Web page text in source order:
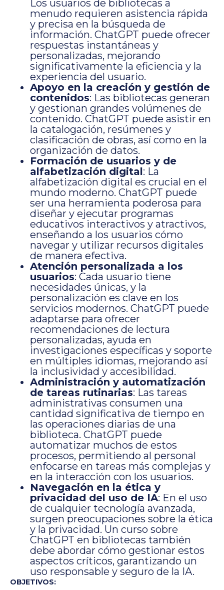
Los usuarios de bibliotecas a
menudo requieren asistencia rápida
y precisa en la búsqueda de
información. ChatGPT puede ofrecer
respuestas instantáneas y
personalizadas, mejorando
significativamente la eficiencia y la
experiencia del usuario.
Apoyo en la creación y gestión de
contenidos: Las bibliotecas generan
y gestionan grandes volúmenes de
contenido. ChatGPT puede asistir en
la catalogación, resúmenes y
clasificación de obras, así como en la
organización de datos.
Formación de usuarios y de
alfabetización digital: La
alfabetización digital es crucial en el
mundo moderno. ChatGPT puede
ser una herramienta poderosa para
diseñar y ejecutar programas
educativos interactivos y atractivos,
enseñando a los usuarios cómo
navegar y utilizar recursos digitales
de manera efectiva.
Atención personalizada a los
usuarios: Cada usuario tiene
necesidades únicas, y la
personalización es clave en los
servicios modernos. ChatGPT puede
adaptarse para ofrecer
recomendaciones de lectura
personalizadas, ayuda en
investigaciones específicas y soporte
en múltiples idiomas, mejorando así
la inclusividad y accesibilidad.
Administración y automatización
de tareas rutinarias: Las tareas
administrativas consumen una
cantidad significativa de tiempo en
las operaciones diarias de una
biblioteca. ChatGPT puede
automatizar muchos de estos
procesos, permitiendo al personal
enfocarse en tareas más complejas y
en la interacción con los usuarios.
Navegación en la ética y
privacidad del uso de IA: En el uso
de cualquier tecnología avanzada,
surgen preocupaciones sobre la ética
y la privacidad. Un curso sobre
ChatGPT en bibliotecas también
debe abordar cómo gestionar estos
aspectos críticos, garantizando un
uso responsable y seguro de la IA.
OBJETIVOS: